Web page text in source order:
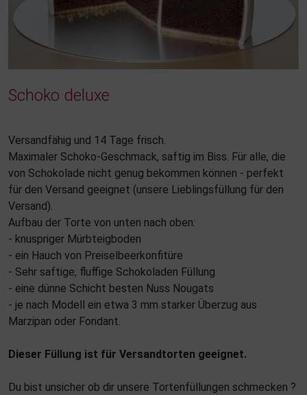
Schoko deluxe
Versandfähig und 14 Tage frisch.
Maximaler Schoko-Geschmack, saftig im Biss. Für alle, die
von Schokolade nicht genug bekommen können - perfekt
für den Versand geeignet (unsere Lieblingsfüllung für den
Versand).
Aufbau der Torte von unten nach oben:
- knuspriger Mürbteigboden
- ein Hauch von Preiselbeerkonfitüre
- Sehr saftige, fluffige Schokoladen Füllung
- eine dünne Schicht besten Nuss Nougats
- je nach Modell ein etwa 3 mm starker Überzug aus
Marzipan oder Fondant.
Dieser Füllung ist für Versandtorten geeignet.
Du bist unsicher ob dir unsere Tortenfüllungen schmecken ?